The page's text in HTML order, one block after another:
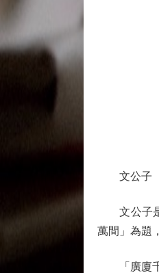
文公子
文公子是
萬間」為題
「廣廈千